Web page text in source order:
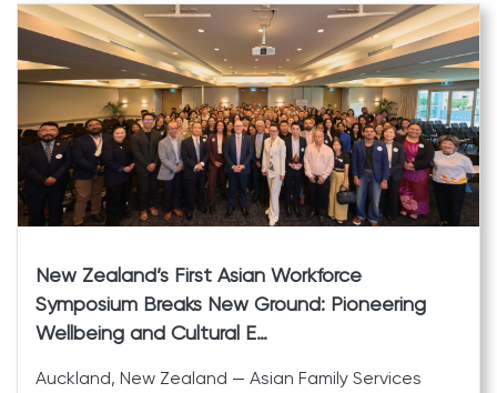
New Zealand’s First Asian Workforce
Symposium Breaks New Ground: Pioneering
Wellbeing and Cultural E…
Auckland, New Zealand — Asian Family Services